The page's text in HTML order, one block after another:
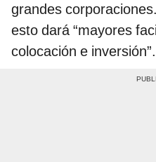
grandes
esto dará “mayores
colocación e inversión”.